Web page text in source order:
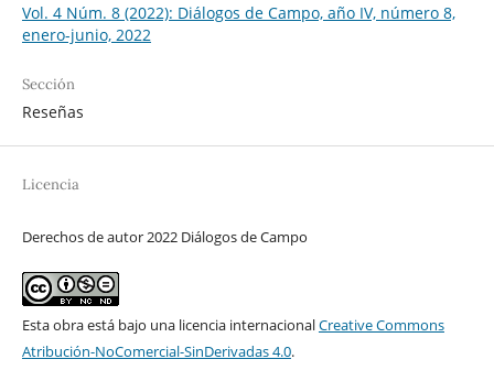
Vol. 4 Núm. 8 (2022): Diálogos de Campo, año IV, número 8,
enero-junio, 2022
Sección
Reseñas
Licencia
Derechos de autor 2022 Diálogos de Campo
Esta obra está bajo una licencia internacionalCreative Commons
Atribución-NoComercial-SinDerivadas 4.0.